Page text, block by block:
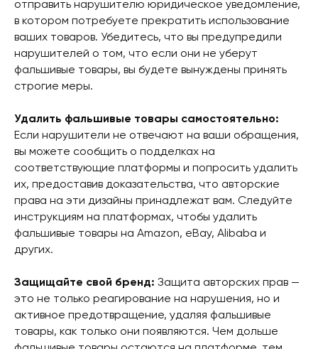
отправить нарушителю юридическое уведомление,
в котором потребуете прекратить использование
ваших товаров. Убедитесь, что вы предупредили
нарушителей о том, что если они не уберут
фальшивые товары, вы будете вынуждены принять
строгие меры.
Удалить фальшивые товары самостоятельно:
Если нарушители не отвечают на ваши обращения,
вы можете сообщить о подделках на
соответствующие платформы и попросить удалить
их, предоставив доказательства, что авторские
права на эти дизайны принадлежат вам. Следуйте
инструкциям на платформах, чтобы удалить
фальшивые товары на Amazon, eBay, Alibaba и
других.
Защищайте свой бренд: Защита авторских прав —
это не только реагирование на нарушения, но и
активное предотвращение, удаляя фальшивые
товары, как только они появляются. Чем дольше
©2016-2026IQ Technology -
ООО «Ай-Кью ТЕХНОЛОДЖИ»
ИНН 7801419491
RU
Политика в отношении обработки
персональных данных
Согласие на обработку
Согласие на обработку персональных
данных с помощью cookie